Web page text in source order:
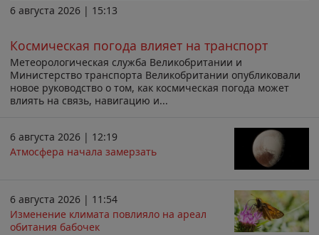
6 августа 2026 | 15:13
Космическая погода влияет на транспорт
Метеорологическая служба Великобритании и
Министерство транспорта Великобритании опубликовали
новое руководство о том, как космическая погода может
влиять на связь, навигацию и...
6 августа 2026 | 12:19
Атмосфера начала замерзать
6 августа 2026 | 11:54
Изменение климата повлияло на ареал
обитания бабочек